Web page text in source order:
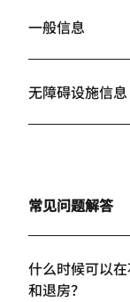
一般信息
无障碍设施信息
常见问题解答
什么时候可以
和退房？